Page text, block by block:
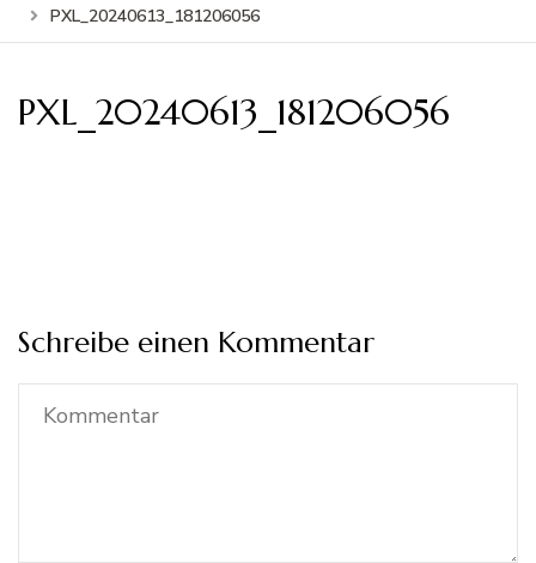
PXL_20240613_181206056
PXL_20240613_181206056
Schreibe einen Kommentar